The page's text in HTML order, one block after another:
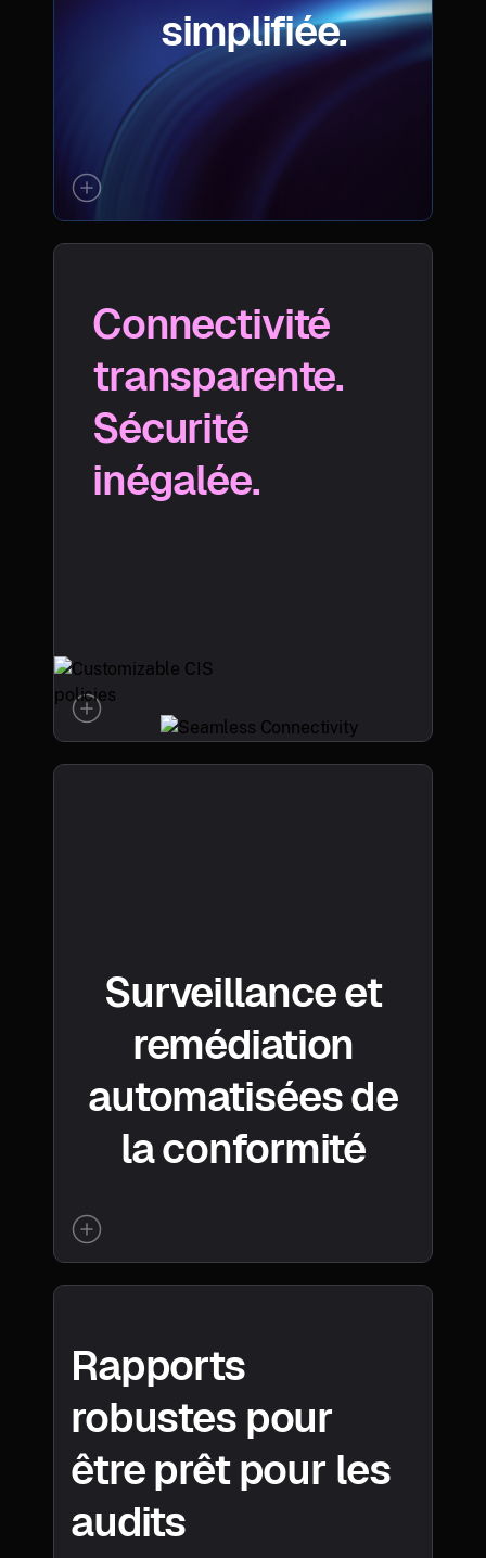
simplifiée.
Connectivité
transparente.
Sécurité
inégalée.
Surveillance et
remédiation
automatisées de
la conformité
Rapports
robustes pour
être prêt pour les
audits